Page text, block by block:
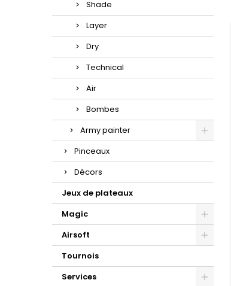
Shade
Layer
Dry
Technical
Air
Bombes
Army painter
Pinceaux
Décors
Jeux de plateaux
Magic
Airsoft
Tournois
Services